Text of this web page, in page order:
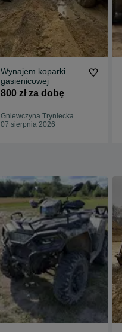
Wynajem koparki
gasienicowej
800 zł za dobę
Gniewczyna Tryniecka
07 sierpnia 2026